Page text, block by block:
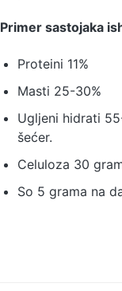
Primer sastojaka
Proteini 11%
Masti 25-30%
Ugljeni hidrati
šećer.
Celuloza 30
So 5 grama na